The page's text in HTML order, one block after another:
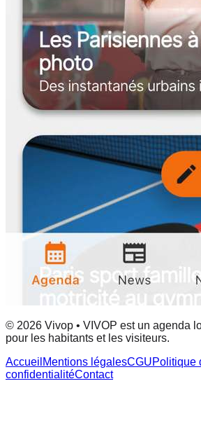
© 2026 Vivop • VIVOP est un agenda
pour les habitants et les visiteurs.
Accueil Mentions légalesCGUPolitique
confidentialitéContact